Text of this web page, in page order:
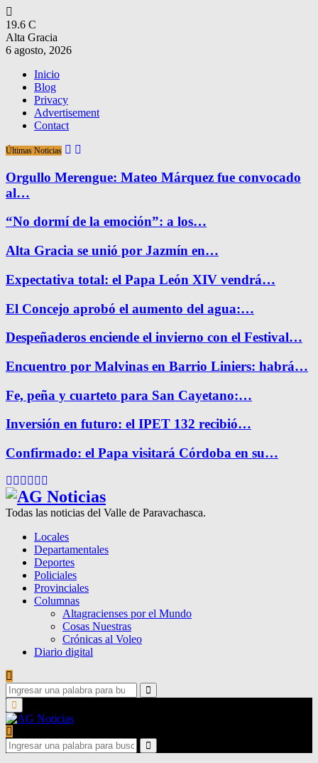
19.6 C
Alta Gracia
6 agosto, 2026
Inicio
Blog
Privacy
Advertisement
Contact
Últimas Noticias
Orgullo Merengue: Mateo Márquez fue convocado
al…
“No dormí de la emoción”: a los…
Alta Gracia se unió por Jazmín en…
Expectativa total: el Papa León XIV vendrá…
El Concejo aprobó el aumento del agua:…
Despeñaderos enciende el invierno con el Festival…
Encuentro por Malvinas en Barrio Liniers: habrá…
Fe, peña y cuarteto para San Cayetano:…
Inversión en futuro: el IPET 132 recibió…
Confirmado: el Papa visitará Córdoba en su…
Facebook
Twitter
Instagram
Pinterest
Google
Todas las noticias del Valle de Paravachasca.
Locales
Departamentales
Deportes
Policiales
Provinciales
Columnas
Altagracienses por el Mundo
Cosas Nuestras
Crónicas al Voleo
Diario digital
Search
for:
Search
Primary
Menu
Search
for:
Search